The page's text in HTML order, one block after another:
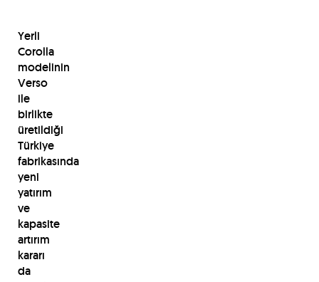
Yerli
Corolla
modelinin
Verso
ile
birlikte
üretildiği
Türkiye
fabrikasında
yeni
yatırım
ve
kapasite
artırım
kararı
da